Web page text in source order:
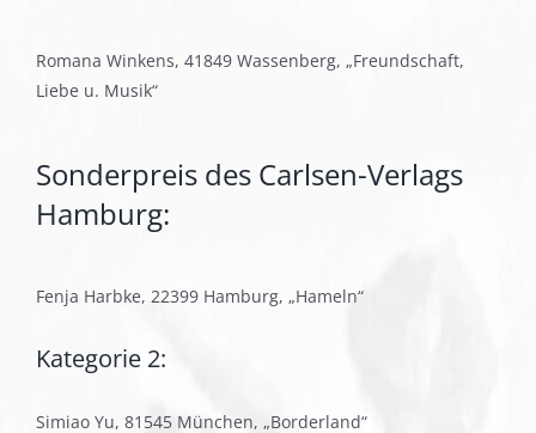
Romana Winkens, 41849 Wassenberg, „Freundschaft,
Liebe u. Musik“
Sonderpreis des Carlsen-Verlags
Hamburg:
Fenja Harbke, 22399 Hamburg, „Hameln“
Kategorie 2:
Simiao Yu, 81545 München, „Borderland“